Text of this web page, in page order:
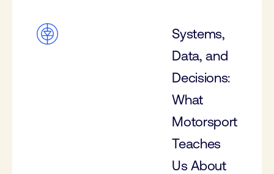
Systems,
Data, and
Decisions:
What
Motorsport
Teaches
Us About